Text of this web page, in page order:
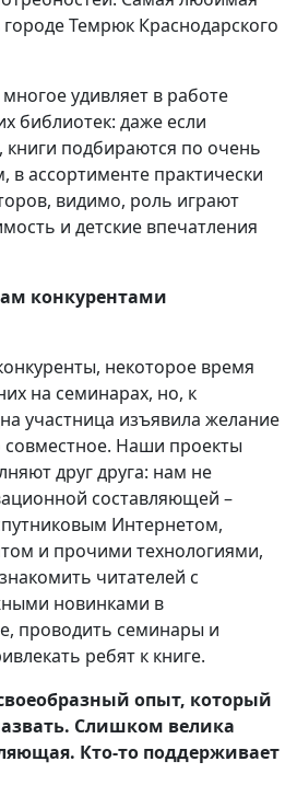
Темрюк Краснодарского
удивляет в работе
библиотек: даже если
подбираются по очень
в ассортименте практически
видимо, роль играют
и детские впечатления
конкурентами
некоторое время
на семинарах, но, к
участница изъявила желание
совместное. Наши проекты
друг друга: нам не
составляющей –
Интернетом,
и прочими технологиями,
читателей с
новинками в
проводить семинары и
ребят к книге.
опыт, который
Слишком велика
Кто-то поддерживает